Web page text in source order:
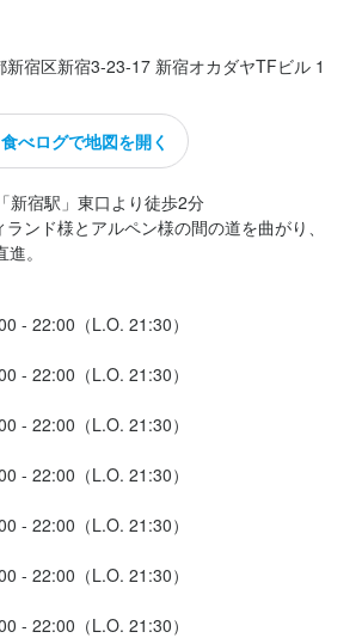
ンク、サイドメニューを選ぶことができ、
りコスパがいいと思います。
新宿区新宿3-23-17 新宿オカダヤTFビル 1
食べログで地図を開く
新宿駅」東口より徒歩2分
ランド様とアルペン様の間の道を曲がり、
- 22:00（L.O. 21:30）
- 22:00（L.O. 21:30）
- 22:00（L.O. 21:30）
- 22:00（L.O. 21:30）
- 22:00（L.O. 21:30）
- 22:00（L.O. 21:30）
- 22:00（L.O. 21:30）
者からのメッセージ
でしたら、ぜひお気軽にご応募ください。
しております。
新宿店
17 新宿オカダヤTFビル 1F